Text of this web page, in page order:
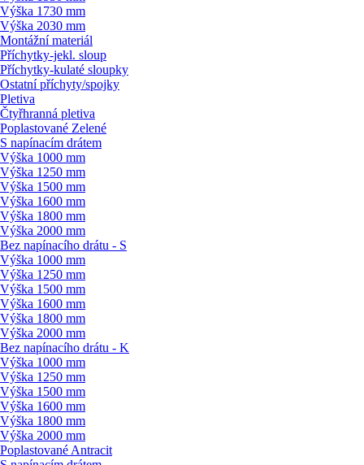
Výška 1730 mm
Výška 2030 mm
Montážní materiál
Příchytky-jekl. sloup
Příchytky-kulaté sloupky
Ostatní příchyty/spojky
Pletiva
Čtyřhranná pletiva
Poplastované Zelené
S napínacím drátem
Výška 1000 mm
Výška 1250 mm
Výška 1500 mm
Výška 1600 mm
Výška 1800 mm
Výška 2000 mm
Bez napínacího drátu - S
Výška 1000 mm
Výška 1250 mm
Výška 1500 mm
Výška 1600 mm
Výška 1800 mm
Výška 2000 mm
Bez napínacího drátu - K
Výška 1000 mm
Výška 1250 mm
Výška 1500 mm
Výška 1600 mm
Výška 1800 mm
Výška 2000 mm
Poplastované Antracit